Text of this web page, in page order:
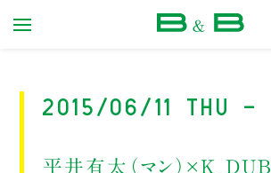
2015/06/11 Thu -
平井有太（マン）×K DUB